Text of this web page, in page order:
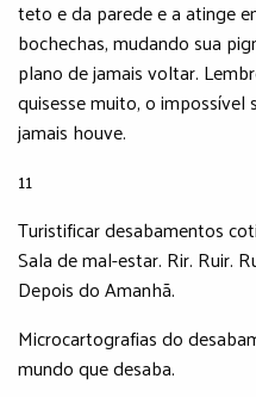
teto e da parede e a atinge
bochechas, mudando sua
plano de jamais voltar.
quisesse muito, o impossível
jamais houve.
11
Turistificar desabamentos
Sala de mal-estar. Rir. Ruir.
Depois do Amanhã.
Microcartografias do
mundo que desaba.